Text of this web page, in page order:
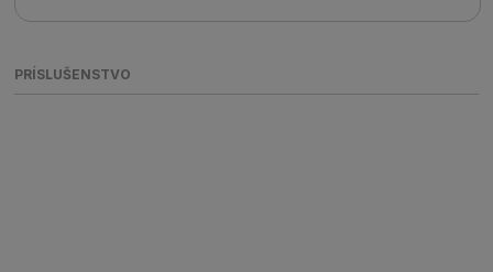
PRÍSLUŠENSTVO